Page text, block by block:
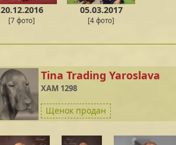
20.12.2016
[7 фото]
05.03.2017
[4 фото]
Tina Trading Yaroslava
XAM 1298
Щенок продан